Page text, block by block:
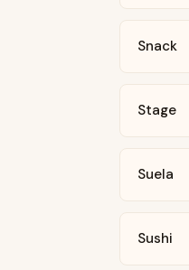
Snack
Stage
Suela
Sushi